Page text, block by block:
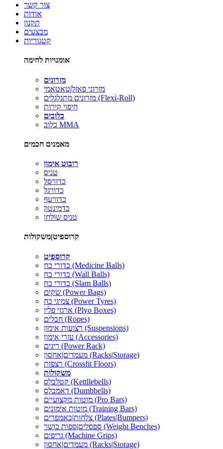
צור קשר
אודות
תקנון
מבצעים
קטגוריות
אומנויות לחימה
מזרונים
מזרוני פאזל|טאטאמי
מזרונים מתגלגלים (Flexi-Roll)
חיפוי קירות
כלובים
כלוב MMA
מאמנים חכמים
רובוט אימון
טניס
כדורסל
כדורגל
כדורעף
בדמינטון
טניס שולחן
קרוספיט|משקולות
קרוספיט
כדורי כח (Medicine Balls)
כדורי כח (Wall Balls)
כדורי כח (Slam Balls)
שקים (Power Bags)
צמיגי כח (Power Tyres)
ארגזי פליו (Plyo Boxes)
חבלים (Ropes)
רצועות אימון (Suspensions)
עזרי אימון (Accessories)
ריגים (Power Rack)
מעמדים|אחסון (Racks|Storage)
רצפות (Crossfit Floors)
משקולות
קטלבלס (Kettllebells)
דאמבלס (Dumbbells)
מוטות מקצועיים (Pro Bars)
מוטות אימונים (Training Bars)
צלחות|באמפרים (Plates|Bumpers)
ספסלים|ספות כושר (Weight Benches)
גריפים (Machine Grips)
מעמדים|אחסון (Racks|Storage)